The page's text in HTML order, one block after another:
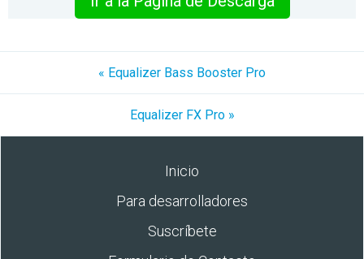
« Equalizer Bass Booster Pro
Equalizer FX Pro »
Inicio
Para desarrolladores
Suscríbete